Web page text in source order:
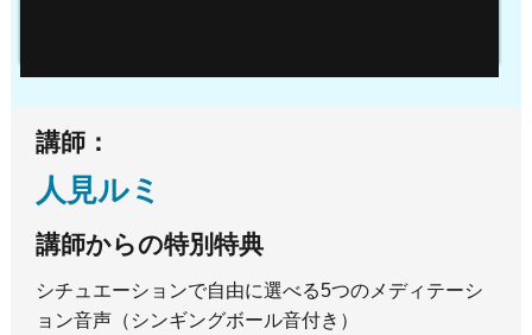
講師：
人見ルミ
講師からの特別特典
シチュエーションで自由に選べる5つのメディテーシ
ョン音声（シンギングボール音付き）